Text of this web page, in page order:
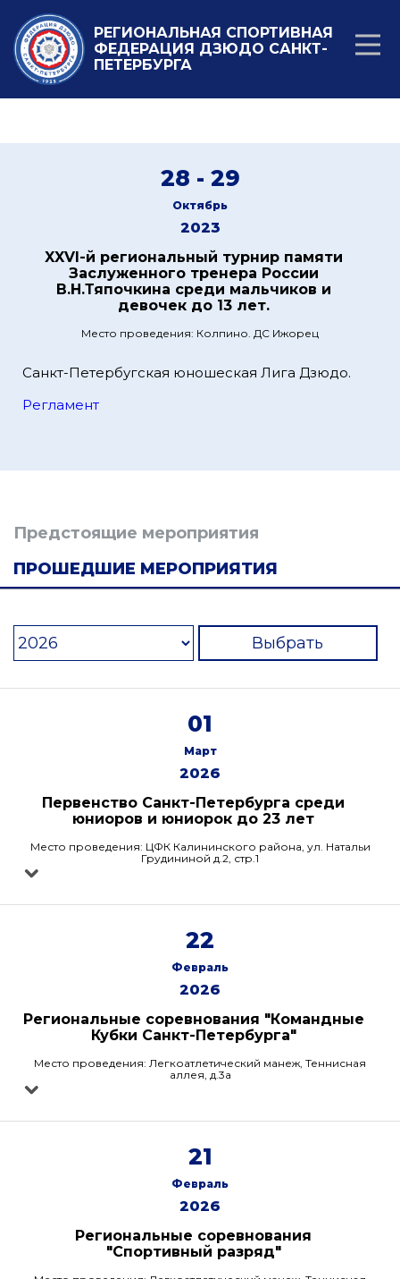
РЕГИОНАЛЬНАЯ СПОРТИВНАЯ
ФЕДЕРАЦИЯ ДЗЮДО САНКТ-
ПЕТЕРБУРГА
28 - 29
Октябрь
2023
XXVI-й региональный турнир памяти
Заслуженного тренера России
В.Н.Тяпочкина среди мальчиков и
девочек до 13 лет.
Место проведения: Колпино. ДС Ижорец
Санкт-Петербугская юношеская Лига Дзюдо.
Регламент
Предстоящие мероприятия
ПРОШЕДШИЕ МЕРОПРИЯТИЯ
Выбрать
01
Март
2026
Первенство Санкт-Петербурга среди
юниоров и юниорок до 23 лет
Место проведения: ЦФК Калининского района, ул. Натальи
Грудининой д.2, стр.1
22
Февраль
2026
Региональные соревнования "Командные
Кубки Санкт-Петербурга"
Место проведения: Легкоатлетический манеж, Теннисная
аллея, д.3а
21
Февраль
2026
Региональные соревнования
"Спортивный разряд"